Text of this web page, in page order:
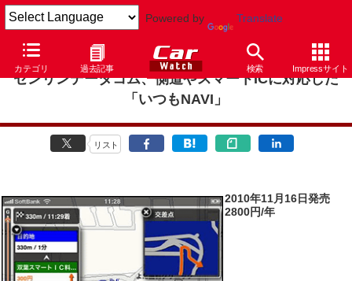
Powered by Translate
カテゴリ 過去記事 検索 Impressサイト
ゼンリンデータコム、側道やスマートICに対応した
「いつもNAVI」
リスト
2010年11月16日発売
2800円/年